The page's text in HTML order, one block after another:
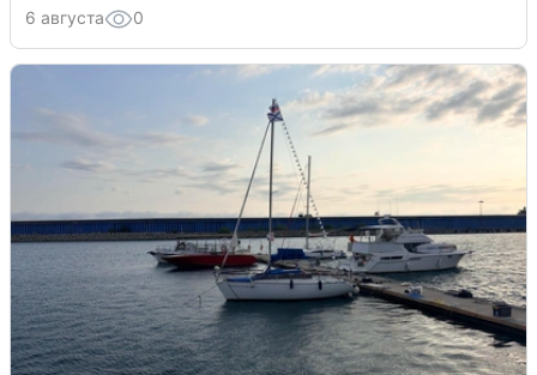
6 августа 0